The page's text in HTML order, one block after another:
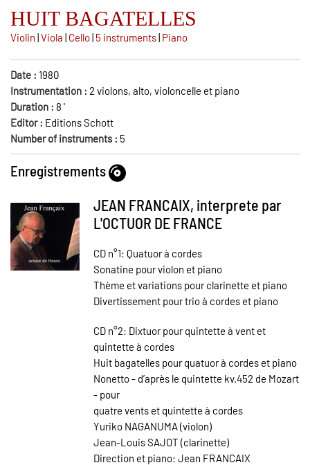
HUIT BAGATELLES
Violin |Viola | Cello| 5 instruments| Piano
Date : 1980
Instrumentation : 2 violons, alto, violoncelle et piano
Duration : 8 '
Editor : Editions Schott
Number of instruments : 5
Enregistrements
JEAN FRANCAIX, interprete par
L'OCTUOR DE FRANCE
CD n°1: Quatuor à cordes
Sonatine pour violon et piano
Thème et variations pour clarinette et piano
Divertissement pour trio à cordes et piano
CD n°2: Dixtuor pour quintette à vent et
quintette à cordes
Huit bagatelles pour quatuor à cordes et piano
Nonetto - d’après le quintette kv.452 de Mozart
- pour
quatre vents et quintette à cordes
Yuriko NAGANUMA (violon)
Jean-Louis SAJOT (clarinette)
Direction et piano: Jean FRANCAIX